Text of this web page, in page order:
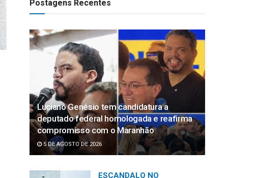
Postagens Recentes
Luciano Genésio tem candidatura a
deputado federal homologada e reafirma
compromisso com o Maranhão
5 DE AGOSTO DE 2026
ESCANDALO NO